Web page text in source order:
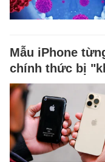
Mẫu iPhone
chính thức bị